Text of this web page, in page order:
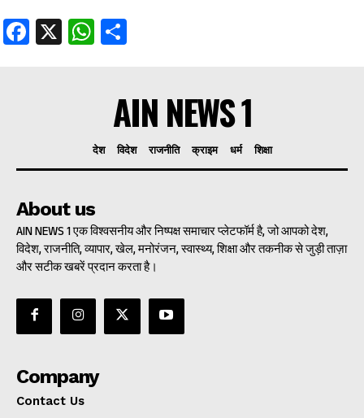
Facebook
X WhatsApp
AIN NEWS 1
देश विदेश राजनीति क्राइम धर्म शिक्षा
About us
AIN NEWS 1 एक विश्वसनीय और निष्पक्ष समाचार प्लेटफॉर्म है, जो आपको देश,
विदेश, राजनीति, व्यापार, खेल, मनोरंजन, स्वास्थ्य, शिक्षा और तकनीक से जुड़ी ताज़ा
और सटीक खबरें प्रदान करता है।
Company
Contact Us